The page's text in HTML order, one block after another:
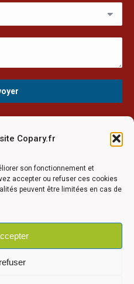
Copary.fr
son fonctionnement et
accepter ou refuser ces cookies
peuvent être limitées en cas de
financier de l'Union